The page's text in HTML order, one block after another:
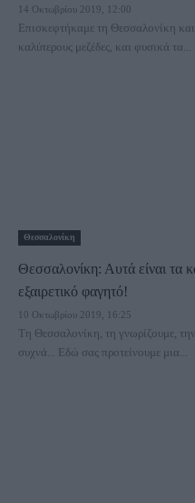
14 Οκτωβρίου 2019, 12:00
Επισκεφτήκαμε τη Θεσσαλονίκη
καλύτερους μεζέδες, και φυσικά τα...
Θεσσαλονίκη
Θεσσαλονίκη: Αυτά είναι τα
εξαιρετικό φαγητό!
10 Οκτωβρίου 2019, 16:25
Τη Θεσσαλονίκη, τη γνωρίζουμε,
συχνά... Εδώ σας προτείνουμε μια...